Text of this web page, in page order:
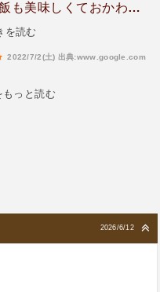
も美味しくておかわり
ザートにメッセージカ
した。秋には食事をし
を読む
2022/7/2(土) 出典:www.google.com
もっと読む
2026/6/12